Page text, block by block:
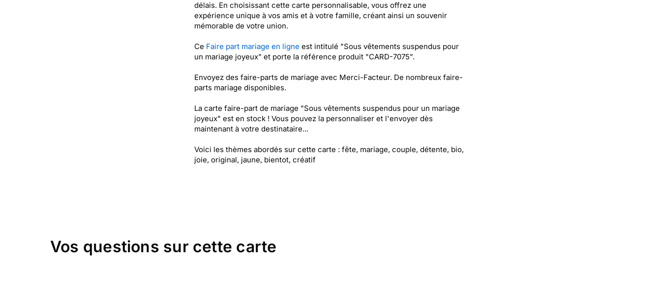
délais. En choisissant cette carte personnalisable, vous offrez une
expérience unique à vos amis et à votre famille, créant ainsi un souvenir
mémorable de votre union.
Ce Faire part mariage en ligne est intitulé "Sous vêtements suspendus pour
un mariage joyeux" et porte la référence produit "CARD-7075".
Envoyez des faire-parts de mariage avec Merci-Facteur. De nombreux faire-
parts mariage disponibles.
La carte faire-part de mariage "Sous vêtements suspendus pour un mariage
joyeux" est en stock ! Vous pouvez la personnaliser et l'envoyer dès
maintenant à votre destinataire...
Voici les thèmes abordés sur cette carte : fête, mariage, couple, détente, bio,
joie, original, jaune, bientot, créatif
Vos questions sur cette carte